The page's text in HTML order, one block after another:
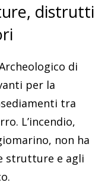
distrutti
di
per la
tra
L’incendio,
non ha
strutture e agli